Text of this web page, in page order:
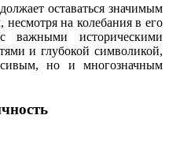
оставаться значимым
на колебания в его
важными историческими
и глубокой символикой,
но и многозначным